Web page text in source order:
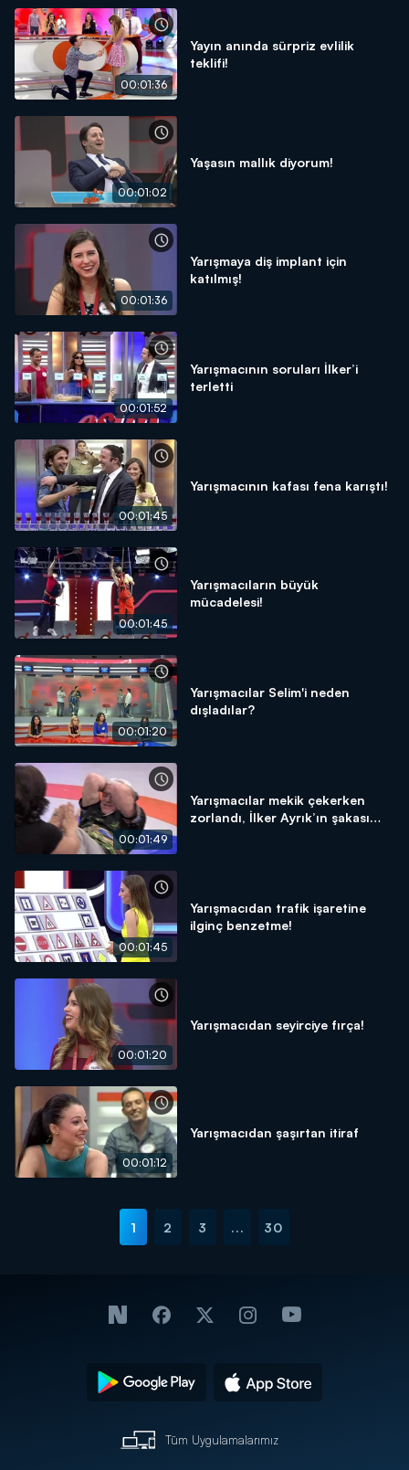
00:01:36
Yayın anında sürpriz evlilik
teklifi!
00:01:02
Yaşasın mallık diyorum!
00:01:36
Yarışmaya diş implant için
katılmış!
00:01:52
Yarışmacının soruları İlker’i
terletti
00:01:45
Yarışmacının kafası fena karıştı!
00:01:45
Yarışmacıların büyük
mücadelesi!
00:01:20
Yarışmacılar Selim'i neden
dışladılar?
00:01:49
Yarışmacılar mekik çekerken
zorlandı, İlker Ayrık’ın şakası
00:01:45
Yarışmacıdan trafik işaretine
ilginç benzetme!
00:01:20
Yarışmacıdan seyirciye fırça!
00:01:12
Yarışmacıdan şaşırtan itiraf
1 2 3 ... 30
Tüm Uygulamalarımız